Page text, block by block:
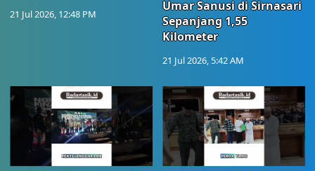
21 Jul 2026, 12:48 PM
Umar Sanusi di Sirnasari
Sepanjang 1,55
Kilometer
21 Jul 2026, 5:42 AM